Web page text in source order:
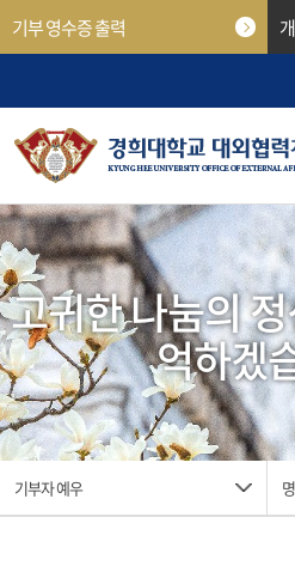
기부 영수증 출력
고귀한 나눔의
억하겠
기부자 예우